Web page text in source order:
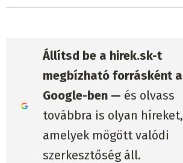
Állítsd be a hirek.sk-t
megbízható forrásként a
Google-ben — és olvass
továbbra is olyan híreket,
amelyek mögött valódi
szerkesztőség áll.